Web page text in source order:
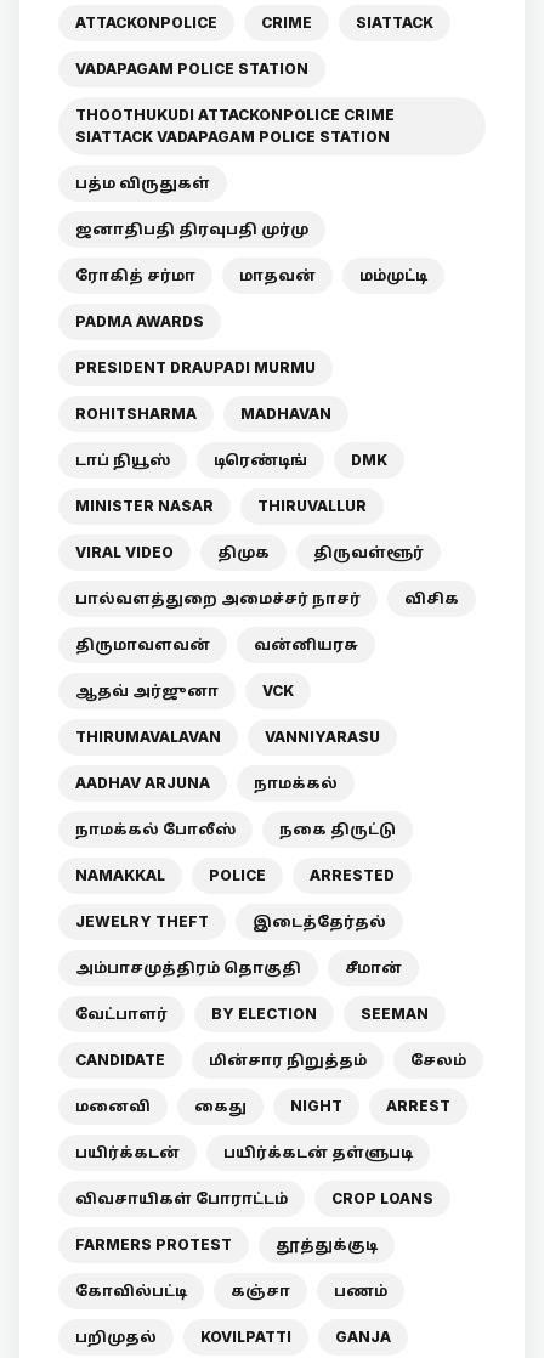
ATTACKONPOLICE CRIME SIATTACK
VADAPAGAM POLICE STATION
THOOTHUKUDI ATTACKONPOLICE CRIME
SIATTACK VADAPAGAM POLICE STATION
பத்ம விருதுகள்
ஜனாதிபதி திரவுபதி முர்மு
ரோகித் சர்மா மாதவன் மம்முட்டி
PADMA AWARDS
PRESIDENT DRAUPADI MURMU
ROHITSHARMA MADHAVAN
டாப் நியூஸ் டிரெண்டிங் DMK
MINISTER NASAR THIRUVALLUR
VIRAL VIDEO திமுக திருவள்ளூர்
பால்வளத்துறை அமைச்சர் நாசர் விசிக
திருமாவளவன் வன்னியரசு
ஆதவ் அர்ஜுனா VCK
THIRUMAVALAVAN VANNIYARASU
AADHAV ARJUNA நாமக்கல்
நாமக்கல் போலீஸ் நகை திருட்டு
NAMAKKAL POLICE ARRESTED
JEWELRY THEFT இடைத்தேர்தல்
அம்பாசமுத்திரம் தொகுதி சீமான்
வேட்பாளர் BY ELECTION SEEMAN
CANDIDATE மின்சார நிறுத்தம் சேலம்
மனைவி கைது NIGHT ARREST
பயிர்க்கடன் பயிர்க்கடன் தள்ளுபடி
விவசாயிகள் போராட்டம் CROP LOANS
FARMERS PROTEST தூத்துக்குடி
கோவில்பட்டி கஞ்சா பணம்
பறிமுதல் KOVILPATTI GANJA